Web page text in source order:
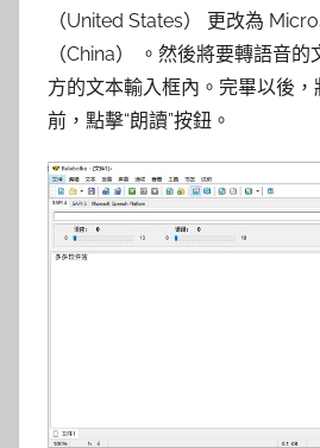
（United States） 更改為
（China） 。然後將要轉語音
方的文本輸入框內。完畢以後
前，點擊“朗讀”按鈕。